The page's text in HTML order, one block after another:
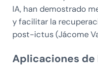
IA, han demostrado
y facilitar la
post-ictus (Jácome
Aplicaciones de